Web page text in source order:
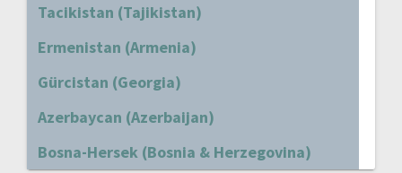
Tacikistan (Tajikistan)
Ermenistan (Armenia)
Gürcistan (Georgia)
Azerbaycan (Azerbaijan)
Bosna-Hersek (Bosnia & Herzegovina)